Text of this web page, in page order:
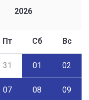
2026
Пт Сб Вс
31 01 02
07 08 09